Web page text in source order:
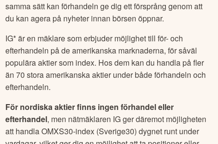
samma sätt kan förhandeln ge dig ett försprång genom att
du kan agera på nyheter innan börsen öppnar.
IG* är en mäklare som erbjuder möjlighet till för- och
efterhandeln på de amerikanska marknaderna, för såväl
populära aktier som index. Hos dem kan du handla på fler
än 70 stora amerikanska aktier under både förhandeln och
efterhandeln.
För nordiska aktier finns ingen förhandel eller
efterhandel, men nätmäklaren IG ger däremot möjligheten
att handla OMXS30-index (Sverige30) dygnet runt under